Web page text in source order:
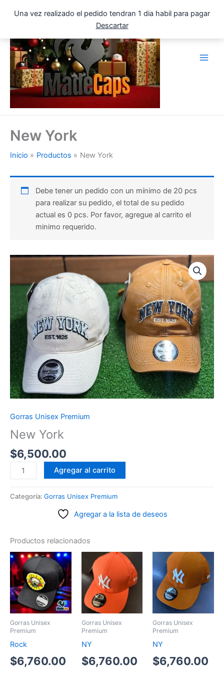
Una vez realizado el pedido tendran 1 dia habil para pagar
Descartar
New York
Inicio Productos New York
Debe tener un pedido con un mínimo de 20 pcs
para realizar su pedido, el total de su pedido
actual es 0 pcs. Por favor, agregue al carrito el
minimo requerido.
Gorras Unisex Premium
New York
$6,500.00
New
York
cantidad
Agregar al carrito
Categoría: Gorras Unisex Premium
Agregar a la lista de deseos
Productos relacionados
Gorras Unisex
Premium
Rock
$6,760.00
Gorras Unisex
Premium
NY
$6,760.00
Gorras Unisex
Premium
NY
$6,760.00